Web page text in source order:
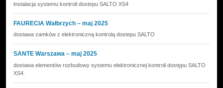
instalacja systemu kontroli dostepu SALTO XS4
FAURECIA Wałbrzych – maj 2025
dostawa zamków z elektroniczną kontrolą dostepu SALTO
SANTE Warszawa – maj 2025
dostawa elementów rozbudowy systemu elektronicznej kontroli dostępu SALTO
XS4.